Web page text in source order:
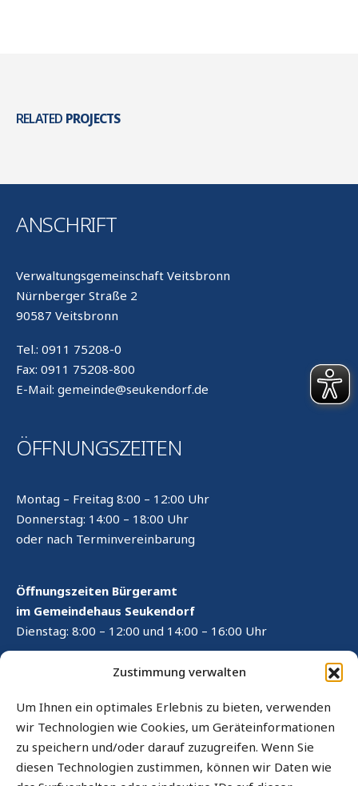
Zustimmung verwalten
Um Ihnen ein optimales Erlebnis zu bieten, verwenden
wir Technologien wie Cookies, um Geräteinformationen
zu speichern und/oder darauf zuzugreifen. Wenn Sie
diesen Technologien zustimmen, können wir Daten wie
RELATED PROJECTS
ANSCHRIFT
Verwaltungsgemeinschaft Veitsbronn
Nürnberger Straße 2
90587 Veitsbronn
Tel.: 0911 75208-0
Fax: 0911 75208-800
E-Mail: gemeinde@seukendorf.de
ÖFFNUNGSZEITEN
Montag – Freitag 8:00 – 12:00 Uhr
Donnerstag: 14:00 – 18:00 Uhr
oder nach Terminvereinbarung
Öffnungszeiten Bürgeramt
im Gemeindehaus Seukendorf
Dienstag: 8:00 – 12:00 und 14:00 – 16:00 Uhr
RECHTLICHES
Kontaktformular
Impressum
Datenschutz